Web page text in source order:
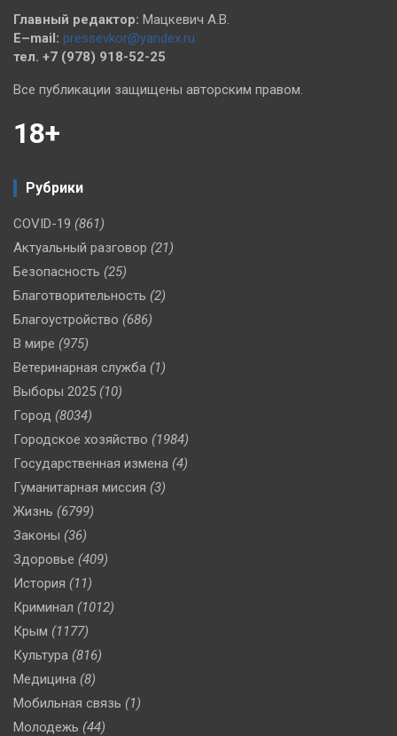
Главный редактор: Мацкевич А.В.
E–mail: pressevkor@yandex.ru
тел. +7 (978) 918-52-25
Все публикации защищены авторским правом.
18+
Рубрики
COVID-19 (861)
Актуальный разговор (21)
Безопасность (25)
Благотворительность (2)
Благоустройство (686)
В мире (975)
Ветеринарная служба (1)
Выборы 2025 (10)
Город (8034)
Городское хозяйство (1984)
Государственная измена (4)
Гуманитарная миссия (3)
Жизнь (6799)
Законы (36)
Здоровье (409)
История (11)
Криминал (1012)
Крым (1177)
Культура (816)
Медицина (8)
Мобильная связь (1)
Молодежь (44)